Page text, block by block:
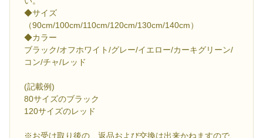
◆サイズ
（90cm/100cm/110cm/120cm/130cm/140cm）
◆カラー
ブラック/オフホワイト/グレー/イエロー/カーキグリーン/
コン/チャ/レッド
(記載例)
80サイズのブラック
120サイズのレッド
※お受け取り後の、返品および交換は出来かねますので、